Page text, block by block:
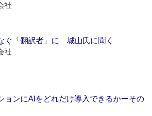
社
ぐ「翻訳者」に 城山氏に聞く
社
ョンにAIをどれだけ導入できるかーその